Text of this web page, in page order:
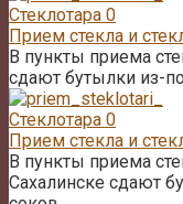
Стеклотара 0
Прием стекла и
В пункты приема
сдают бутылки из-
Стеклотара 0
Прием стекла и
В пункты приема
Сахалинске сдают